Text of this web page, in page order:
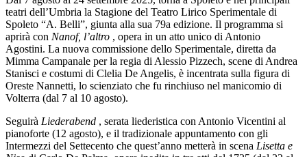
teatri dell’Umbria la Stagione del Teatro Lirico Sperimentale di
Spoleto “A. Belli”, giunta alla sua 79a edizione. Il programma si
aprirà con Nanof, l’altro , opera in un atto unico di Antonio
Agostini. La nuova commissione dello Sperimentale, diretta da
Mimma Campanale per la regia di Alessio Pizzech, scene di Andrea
Stanisci e costumi di Clelia De Angelis, è incentrata sulla figura di
Oreste Nannetti, lo scienziato che fu rinchiuso nel manicomio di
Volterra (dal 7 al 10 agosto).
Seguirà Liederabend , serata liederistica con Antonio Vicentini al
pianoforte (12 agosto), e il tradizionale appuntamento con gli
Intermezzi del Settecento che quest’anno metterà in scena Lisetta e